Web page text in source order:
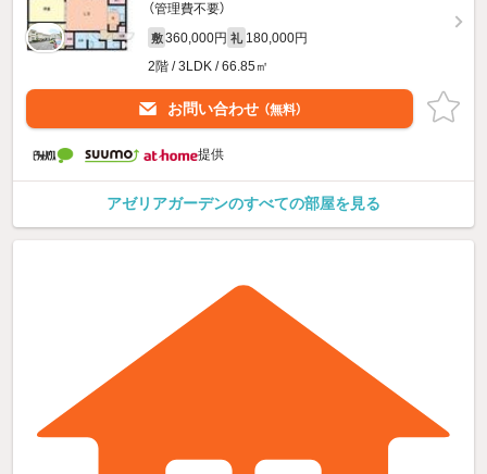
（管理費不要）
敷 360,000円 礼 180,000円
2階 / 3LDK / 66.85㎡
お問い合わせ （無料）
提供
アゼリアガーデンのすべての部屋を見る